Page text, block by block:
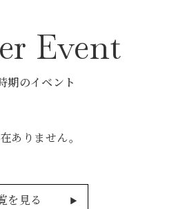
Event
期のイベント
ありません。
を見る